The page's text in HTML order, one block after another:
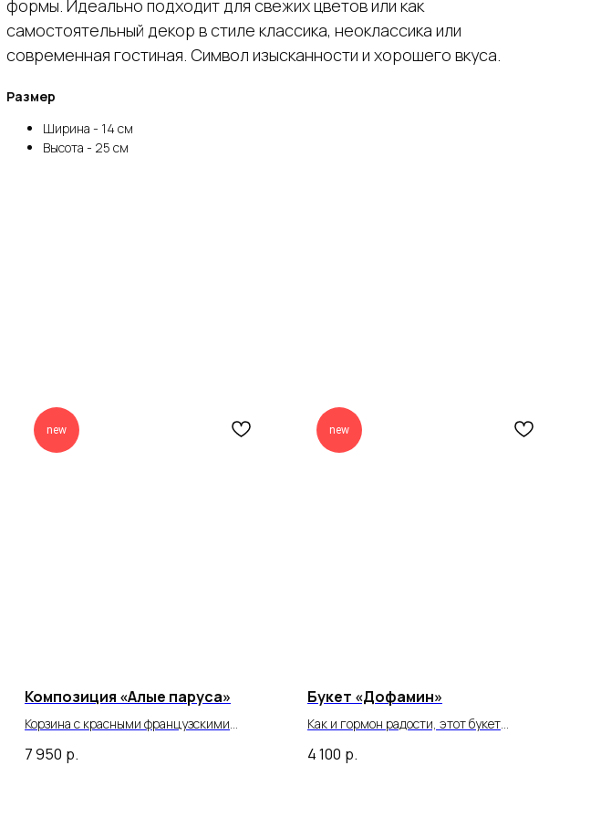
формы. Идеально подходит для свежих цветов или как
самостоятельный декор в стиле классика, неоклассика или
современная гостиная. Символ изысканности и хорошего вкуса.
Размер
Ширина - 14 см
Высота - 25 см
new
Композиция «Алые паруса»
Корзина с красными французскими
страстная композиция «Алые паруса».
7 950 р.
new
Букет «Дофамин»
Как и гормон радости, этот букет
заставляет сердце биться чаще.
4 100 р.